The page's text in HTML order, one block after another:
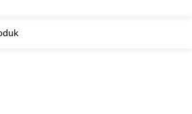
Atap Rumah